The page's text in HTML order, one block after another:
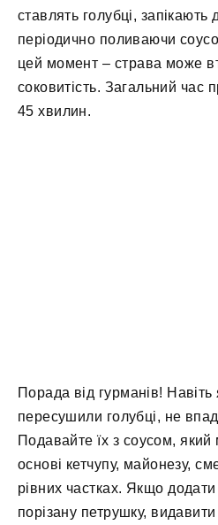
ставлять голубці, запікають
періодично поливаючи
цей момент – страва може
соковитість. Загальний час
45 хвилин.
Порада від гурманів!
пересушили голубці, не
Подавайте їх з соусом,
основі кетчупу, майонезу,
рівних частках. Якщо
порізану петрушку,